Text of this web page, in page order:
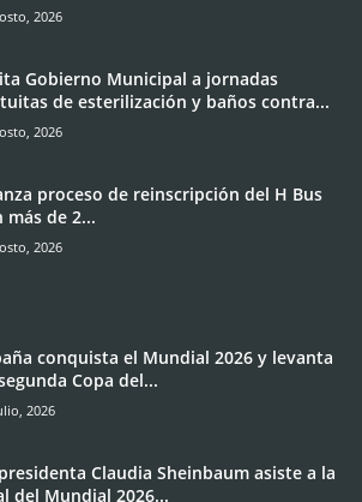
2026
Gobierno Municipal a jornadas
de esterilización y baños contra...
2026
proceso de reinscripción del H Bus
más de 2...
2026
conquista el Mundial 2026 y levanta
Copa del...
2026
Claudia Sheinbaum asiste a la
del Mundial 2026...